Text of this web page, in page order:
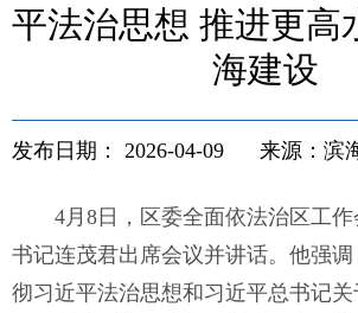
平法治思想 推进更高
海建设
发布日期： 2026-04-09 来源：滨
4月8日，区委全面依法治区工
书记连茂君出席会议并讲话。他强
彻习近平法治思想和习近平总书记